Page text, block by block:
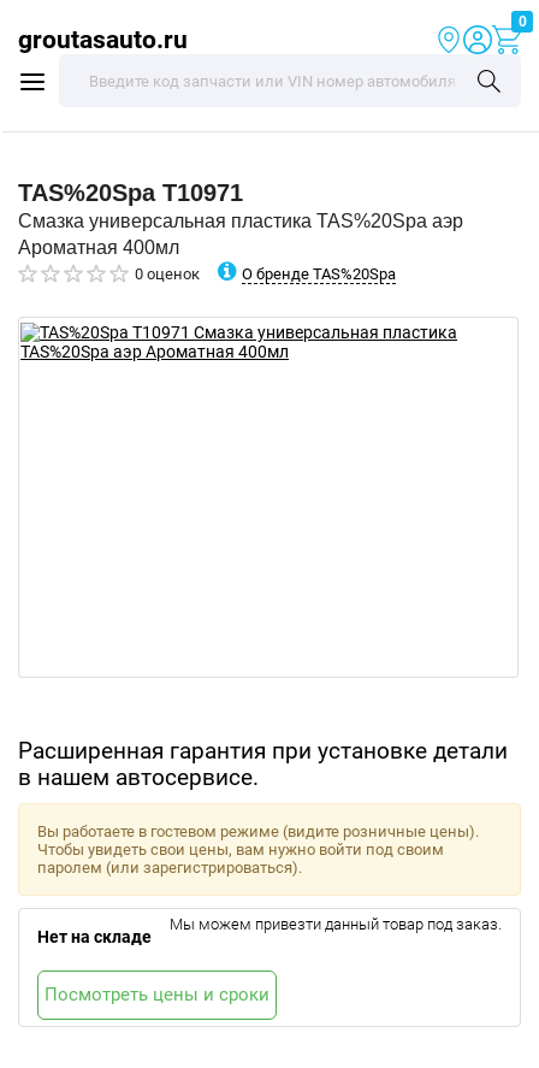
groutasauto.ru
0
TAS%20Spa T10971
Смазка универсальная пластика TAS%20Spa аэр
Ароматная 400мл
0 оценок О бренде TAS%20Spa
Расширенная гарантия при установке детали
в нашем автосервисе.
Вы работаете в гостевом режиме (видите розничные цены).
Чтобы увидеть свои цены, вам нужно войти под своим
паролем (или зарегистрироваться).
Нет на складе
Мы можем привезти данный товар под заказ.
Посмотреть цены и сроки